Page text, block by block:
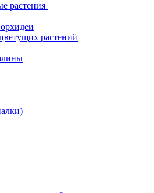
растения
растений